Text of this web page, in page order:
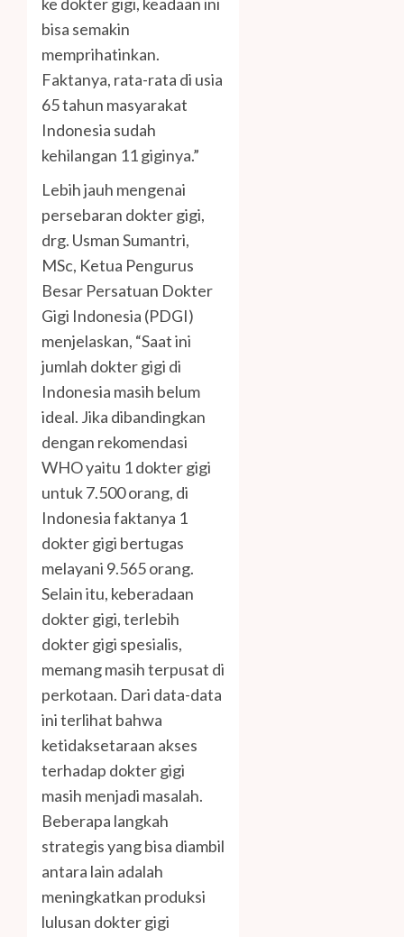
bisa semakin
memprihatinkan.
Faktanya, rata-rata di usia
65 tahun masyarakat
Indonesia sudah
kehilangan 11 giginya.”
Lebih jauh mengenai
persebaran dokter gigi,
drg. Usman Sumantri,
MSc, Ketua Pengurus
Besar Persatuan Dokter
Gigi Indonesia (PDGI)
menjelaskan, “Saat ini
jumlah dokter gigi di
Indonesia masih belum
ideal. Jika dibandingkan
dengan rekomendasi
WHO yaitu 1 dokter gigi
untuk 7.500 orang, di
Indonesia faktanya 1
dokter gigi bertugas
melayani 9.565 orang.
Selain itu, keberadaan
dokter gigi, terlebih
dokter gigi spesialis,
memang masih terpusat di
perkotaan. Dari data-data
ini terlihat bahwa
ketidaksetaraan akses
terhadap dokter gigi
masih menjadi masalah.
Beberapa langkah
strategis yang bisa diambil
antara lain adalah
meningkatkan produksi
lulusan dokter gigi